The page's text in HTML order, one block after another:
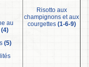
au
(4)
(5)
Risotto aux
champignons et aux
courgettes (1-6-9)